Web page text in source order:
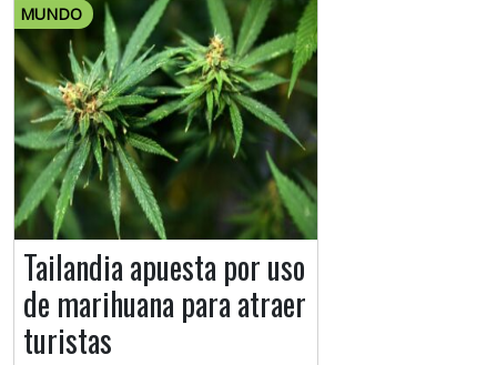
MUNDO
Tailandia apuesta por uso
de marihuana para atraer
turistas